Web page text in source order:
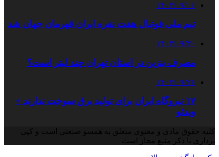
۱۴۰۳/۰۹/۰۱
تیم ملی فوتبال هفت نفره ایران قهرمان جهان شد
۱۴۰۳/۰۹/۳۰
مصرف بنزین در استان تهران چند لیتر است؟
۱۴۰۳/۰۹/۲۶
۱۷ نیروگاه ایران برای تولید برق سوخت ندارند +
ویدئو
کلیه حقوق مادی و معنوی متعلق به همسو صنعتی است و کپی
برداری با ذکر منبع مجاز است